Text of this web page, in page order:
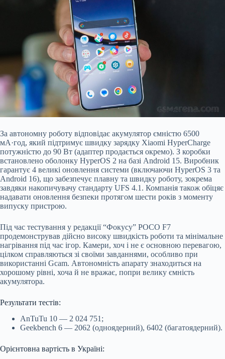
За автономну роботу відповідає акумулятор ємністю 6500
мА·год, який підтримує швидку зарядку Xiaomi HyperCharge
потужністю до 90 Вт (адаптер продається окремо). З коробки
встановлено оболонку HyperOS 2 на базі Android 15. Виробник
гарантує 4 великі оновлення системи (включаючи HyperOS 3 та
Android 16), що забезпечує плавну та швидку роботу, зокрема
завдяки накопичувачу стандарту UFS 4.1. Компанія також обіцяє
надавати оновлення безпеки протягом шести років з моменту
випуску пристрою.
Під час тестування у редакції “Фокусу” POCO F7
продемонстрував дійсно високу швидкість роботи та мінімальне
нагрівання під час ігор. Камери, хоч і не є основною перевагою,
цілком справляються зі своїми завданнями, особливо при
використанні Gcam. Автономність апарату знаходиться на
хорошому рівні, хоча й не вражає, попри велику ємність
акумулятора.
Результати тестів:
AnTuTu 10 — 2 024 751;
Geekbench 6 — 2062 (одноядерний), 6402 (багатоядерний).
Орієнтовна вартість в Україні: